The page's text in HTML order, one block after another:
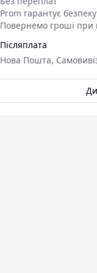
Prom гарантує безпеку
Повернемо гроші при
Післяплата
Нова Пошта,